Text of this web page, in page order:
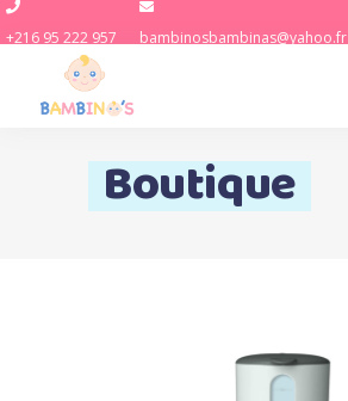
+216 95 222 957 bambinosbambinas@yahoo.fr
Boutique